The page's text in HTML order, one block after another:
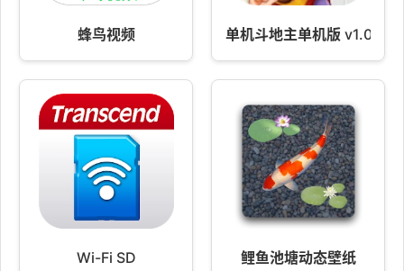
蜂鸟视频 单机斗地主单机版 v1.0.467
Wi-Fi SD 鲤鱼池塘动态壁纸